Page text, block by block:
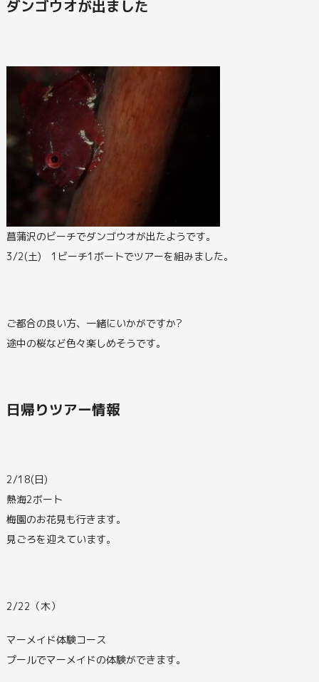
ダンゴウオが出ました
菖蒲沢のビーチでダンゴウオが出たようです。
3/2(土) 1ビーチ1ボートでツアーを組みました。
ご都合の良い方、一緒にいかがですか?
途中の桜など色々楽しめそうです。
日帰りツアー情報
2/18(日)
熱海2ボート
梅園のお花見も行きます。
見ごろを迎えています。
2/22（木）
マーメイド体験コース
プールでマーメイドの体験ができます。